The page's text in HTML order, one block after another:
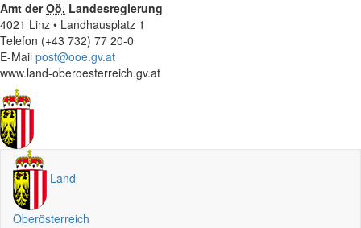
Amt derOö. Landesregierung
4021 Linz • Landhausplatz 1
Telefon (+43 732) 77 20-0
E-Mail post@ooe.gv.at
www.land-oberoesterreich.gv.at
Land
Oberösterreich